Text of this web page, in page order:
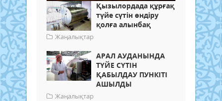
Қызылордада құрғақ
түйе сүтін өндіру
қолға алынбақ
Жаңалықтар
АРАЛ АУДАНЫНДА
ТҮЙЕ СҮТІН
ҚАБЫЛДАУ ПУНКІТІ
АШЫЛДЫ
Жаңалықтар